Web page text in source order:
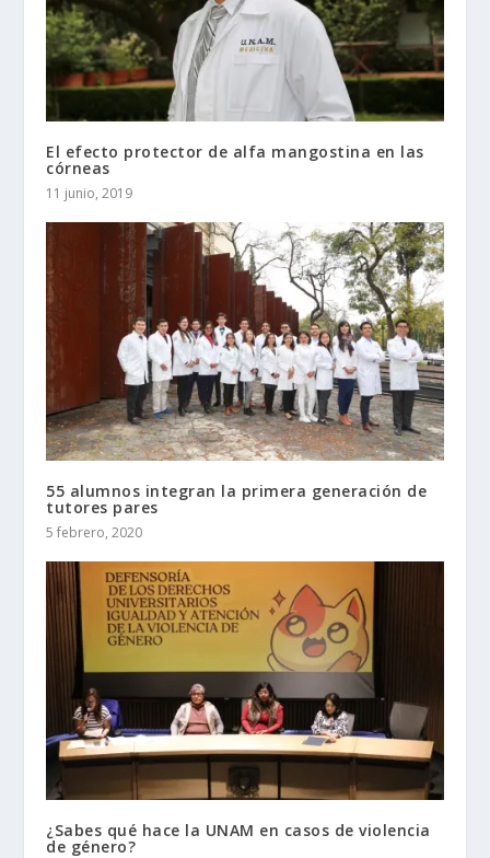
El efecto protector de alfa mangostina en las
córneas
11 junio, 2019
55 alumnos integran la primera generación de
tutores pares
5 febrero, 2020
¿Sabes qué hace la UNAM en casos de violencia
de género?